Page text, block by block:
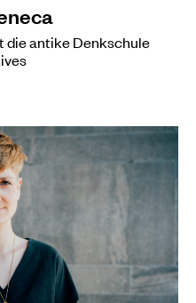
die antike Denkschule